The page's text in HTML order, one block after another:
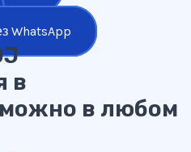
WhatsApp
в
в любом